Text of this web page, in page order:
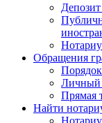
Обращения
Личный
Прямая
Найти